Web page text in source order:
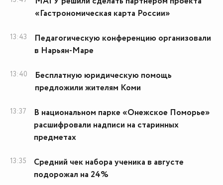
«Гастрономическая карта России»
13:43
Педагогическую конференцию организовали
в Нарьян-Маре
13:40
Бесплатную юридическую помощь
предложили жителям Коми
13:37
В национальном парке «Онежское Поморье»
расшифровали надписи на старинных
предметах
13:35
Средний чек набора ученика в августе
подорожал на 24%